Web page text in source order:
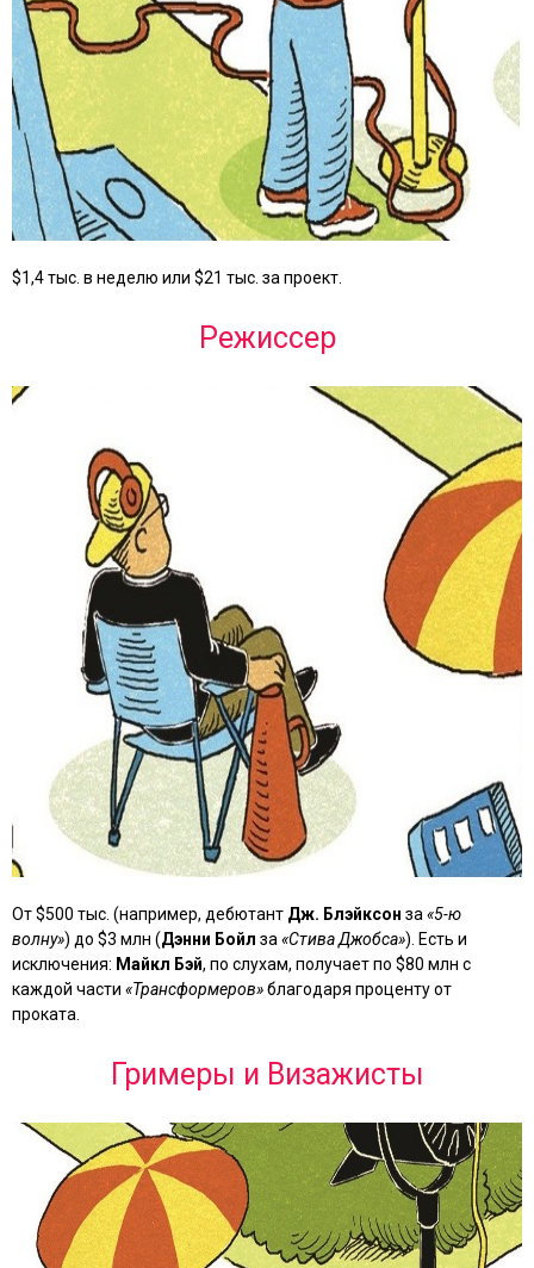
$1,4 тыс. в неделю или $21 тыс. за проект.
Режиссер
От $500 тыс. (например, дебютант Дж. Блэйксон за «5-ю
волну») до $3 млн (Дэнни Бойл за «Стива Джобса»). Есть и
исключения: Майкл Бэй, по слухам, получает по $80 млн с
каждой части «Трансформеров»благодаря проценту от
проката.
Гримеры и Визажисты